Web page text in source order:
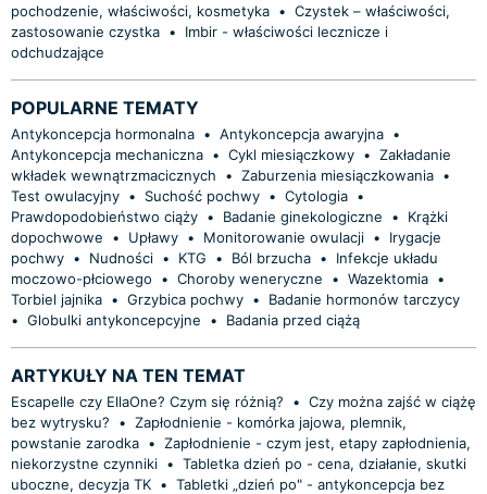
pochodzenie, właściwości, kosmetyka • Czystek – właściwości,
zastosowanie czystka •
Imbir - właściwości lecznicze i
odchudzające
POPULARNE TEMATY
Antykoncepcja hormonalna • Antykoncepcja awaryjna •
Antykoncepcja mechaniczna • Cykl miesiączkowy • Zakładanie
wkładek wewnątrzmacicznych
• Zaburzenia miesiączkowania •
Test owulacyjny • Suchość pochwy • Cytologia •
Prawdopodobieństwo ciąży • Badanie ginekologiczne •
Krążki
dopochwowe
• Upławy • Monitorowanie owulacji •
Irygacje
pochwy • Nudności • KTG • Ból brzucha •
Infekcje układu
moczowo-płciowego
• Choroby weneryczne • Wazektomia •
Torbiel jajnika • Grzybica pochwy •
Badanie hormonów tarczycy
• Globulki antykoncepcyjne • Badania przed ciążą
ARTYKUŁY NA TEN TEMAT
Escapelle czy EllaOne? Czym się różnią? • Czy można zajść w ciążę
bez wytrysku?
• Zapłodnienie - komórka jajowa, plemnik,
powstanie zarodka • Zapłodnienie - czym jest, etapy zapłodnienia,
niekorzystne czynniki • Tabletka dzień po - cena, działanie, skutki
uboczne, decyzja TK • Tabletki „dzień po" - antykoncepcja bez